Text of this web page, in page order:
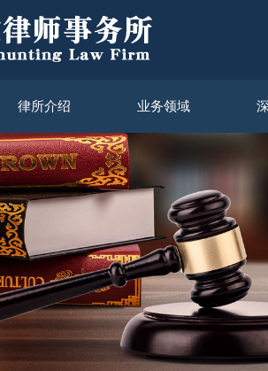
律所介绍 业务领域